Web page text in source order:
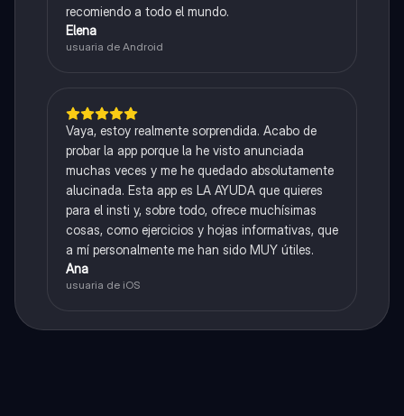
recomiendo a todo el mundo.
Elena
usuaria de Android
Vaya, estoy realmente sorprendida. Acabo de
probar la app porque la he visto anunciada
muchas veces y me he quedado absolutamente
alucinada. Esta app es LA AYUDA que quieres
para el insti y, sobre todo, ofrece muchísimas
cosas, como ejercicios y hojas informativas, que
a mí personalmente me han sido MUY útiles.
Ana
usuaria de iOS